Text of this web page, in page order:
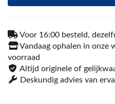
Voor 16:00 besteld,
Vandaag ophalen in onze
voorraad
Altijd originele of
Deskundig advies van